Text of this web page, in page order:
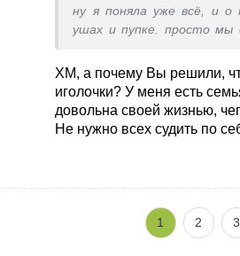
ну я поняла уже всё, и
ушах и пупке. просто мы
в нас заложены- я
быть одетой с
мечты сбываются! но
ведь у всех разные. кто-
сбывается...
ХМ, а почему Вы решили,
иголочки? У меня есть
довольна своей жизнью,
Не нужно всех судить по
1 2 3